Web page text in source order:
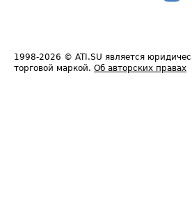
1998-2026 © ATI.SU является
торговой маркой. Об авторских правах